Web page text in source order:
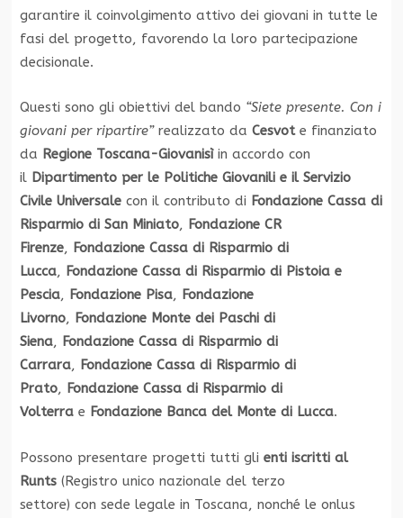
garantire il coinvolgimento attivo dei giovani in tutte le
fasi del progetto, favorendo la loro partecipazione
decisionale.
Questi sono gli obiettivi del bando “Siete presente. Con i
giovani per ripartire”realizzato da Cesvot e finanziato
da Regione Toscana-Giovanisìin accordo con
il Dipartimento per le Politiche Giovanili e il Servizio
Civile Universalecon il contributo di Fondazione Cassa di
Risparmio di San Miniato, Fondazione CR
Firenze, Fondazione Cassa di Risparmio di
Lucca, Fondazione Cassa di Risparmio di Pistoia e
Pescia, Fondazione Pisa, Fondazione
Livorno, Fondazione Monte dei Paschi di
Siena, Fondazione Cassa di Risparmio di
Carrara, Fondazione Cassa di Risparmio di
Prato, Fondazione Cassa di Risparmio di
Volterrae Fondazione Banca del Monte di Lucca.
Possono presentare progetti tutti gli enti iscritti al
Runts(Registro unico nazionale del terzo
settore) con sede legale in Toscana, nonché le onlus